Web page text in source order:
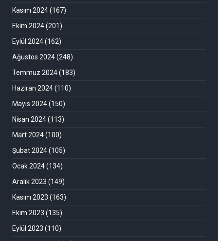
Kasım 2024(167)
Ekim 2024(201)
Eylül 2024(162)
Ağustos 2024(248)
Temmuz 2024(183)
Haziran 2024(110)
Mayıs 2024(150)
Nisan 2024(113)
Mart 2024(100)
Şubat 2024(105)
Ocak 2024(134)
Aralık 2023 (149)
Kasım 2023 (163)
Ekim 2023 (135)
Eylül 2023 (110)